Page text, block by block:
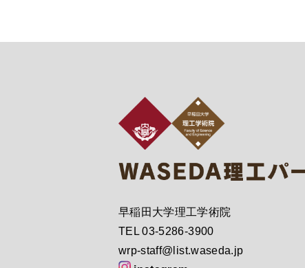
早稲田大学理工学術院
TEL 03-5286-3900
wrp-staff@list.waseda.jp